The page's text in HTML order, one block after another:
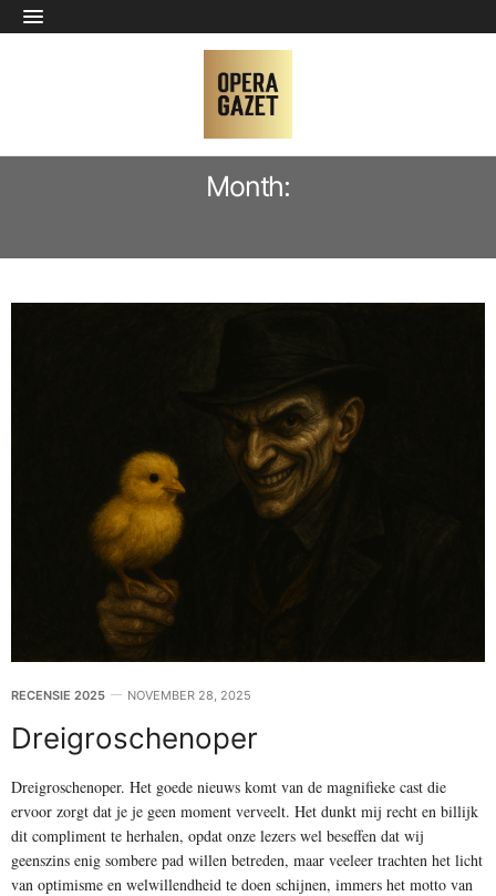
Month:
RECENSIE 2025 NOVEMBER 28, 2025
Dreigroschenoper
Dreigroschenoper. Het goede nieuws komt van de magnifieke cast die
ervoor zorgt dat je je geen moment verveelt. Het dunkt mij recht en billijk
dit compliment te herhalen, opdat onze lezers wel beseffen dat wij
geenszins enig sombere pad willen betreden, maar veeleer trachten het licht
van optimisme en welwillendheid te doen schijnen, immers het motto van